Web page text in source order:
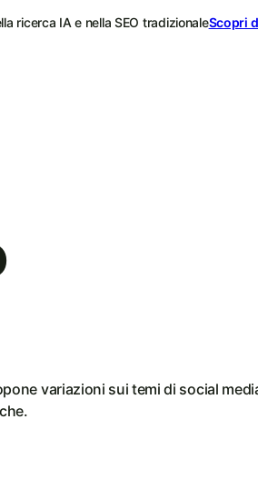
ricerca IA e nella SEO tradizionaleScopri
variazioni sui temi di social